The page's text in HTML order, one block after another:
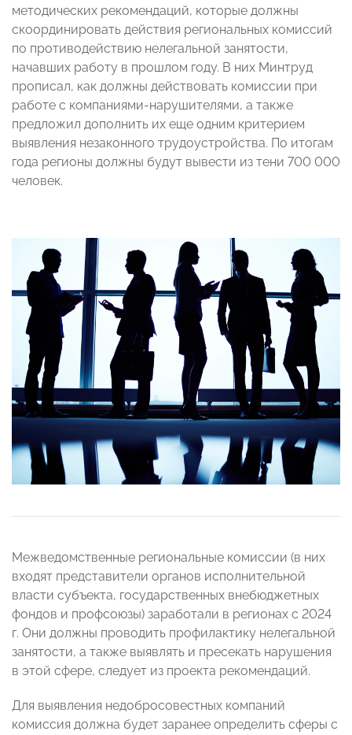
методических рекомендаций, которые должны
скоординировать действия региональных комиссий
по противодействию нелегальной занятости,
начавших работу в прошлом году. В них Минтруд
прописал, как должны действовать комиссии при
работе с компаниями-нарушителями, а также
предложил дополнить их еще одним критерием
выявления незаконного трудоустройства. По итогам
года регионы должны будут вывести из тени 700 000
человек.
Межведомственные региональные комиссии (в них
входят представители органов исполнительной
власти субъекта, государственных внебюджетных
фондов и профсоюзы) заработали в регионах с 2024
г. Они должны проводить профилактику нелегальной
занятости, а также выявлять и пресекать нарушения
в этой сфере, следует из проекта рекомендаций.
Для выявления недобросовестных компаний
комиссия должна будет заранее определить сферы с